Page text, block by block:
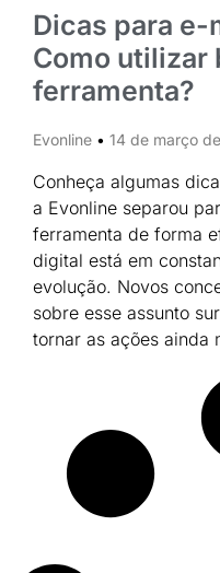
Dicas para
Como utilizar
ferramenta?
Evonline 14 de março
Conheça algumas
a Evonline separou
ferramenta de forma
digital está em
evolução. Novos
sobre esse assunto
tornar as ações ainda